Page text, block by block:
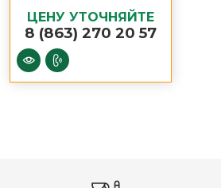
ЦЕНУ УТОЧНЯЙТЕ
8 (863) 270 20 57